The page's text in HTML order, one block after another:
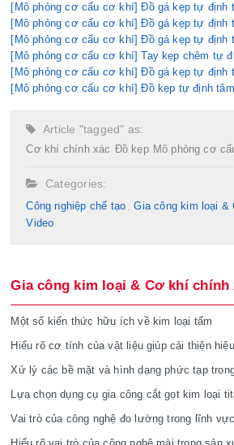
[Mô phỏng cơ cấu cơ khí] Đồ gá kẹp tự định
[Mô phỏng cơ cấu cơ khí] Đồ gá kẹp tự định
[Mô phỏng cơ cấu cơ khí] Đồ gá kẹp tự định
[Mô phỏng cơ cấu cơ khí] Tay kẹp chêm tự
[Mô phỏng cơ cấu cơ khí] Đồ gá kẹp tự định
[Mô phỏng cơ cấu cơ khí] Đồ kẹp tự định
Article "tagged" as:
Cơ khí chính xác Đồ kẹp Mô phỏng cơ
Categories:
Công nghiệp chế tạo​
Gia công kim loại
Video
Gia công kim loại & Cơ khí chính
Một số kiến thức hữu ích về kim loại tấm
Hiểu rõ cơ tính của vật liệu giúp cải thiện
Xử lý các bề mặt và hình dạng phức tạp
Lựa chọn dụng cụ gia công cắt gọt kim loại
Vai trò của công nghệ đo lường trong lĩnh